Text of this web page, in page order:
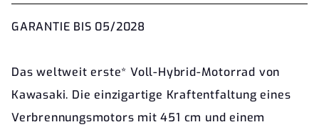
GARANTIE BIS 05/2028
Das weltweit erste* Voll-Hybrid-Motorrad von
Kawasaki. Die einzigartige Kraftentfaltung eines
Verbrennungsmotors mit 451 cm und einem